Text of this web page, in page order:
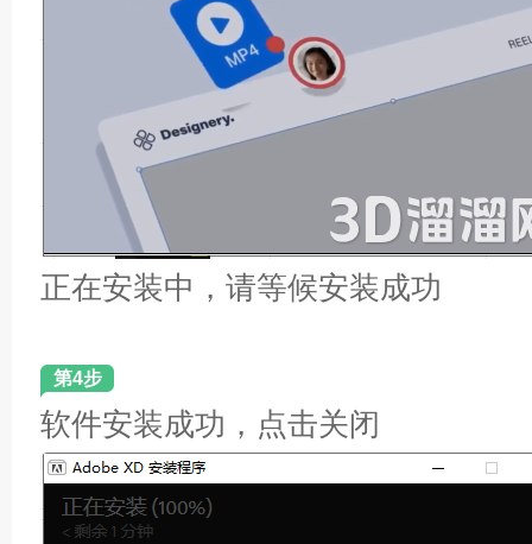
正在安装中，请等候安装成功
第4步
软件安装成功，点击关闭